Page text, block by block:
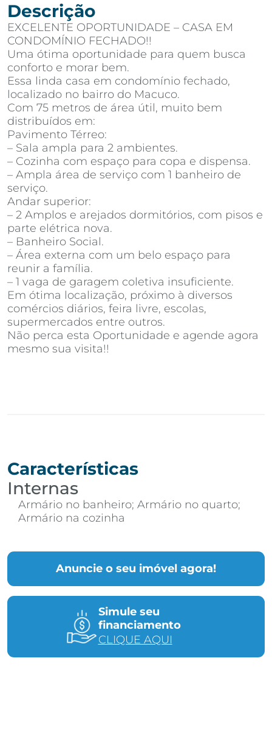
Descrição
EXCELENTE OPORTUNIDADE – CASA EM
CONDOMÍNIO FECHADO!!
Uma ótima oportunidade para quem busca
conforto e morar bem.
Essa linda casa em condomínio fechado,
localizado no bairro do Macuco.
Com 75 metros de área útil, muito bem
distribuídos em:
Pavimento Térreo:
– Sala ampla para 2 ambientes.
– Cozinha com espaço para copa e dispensa.
– Ampla área de serviço com 1 banheiro de
serviço.
Andar superior:
– 2 Amplos e arejados dormitórios, com pisos e
parte elétrica nova.
– Banheiro Social.
– Área externa com um belo espaço para
reunir a família.
– 1 vaga de garagem coletiva insuficiente.
Em ótima localização, próximo à diversos
comércios diários, feira livre, escolas,
supermercados entre outros.
Não perca esta Oportunidade e agende agora
mesmo sua visita!!
Anuncie o seu imóvel agora!
Simule seu
financiamento
CLIQUE AQUI
Características
Internas
Armário no banheiro; Armário no quarto;
Armário na cozinha